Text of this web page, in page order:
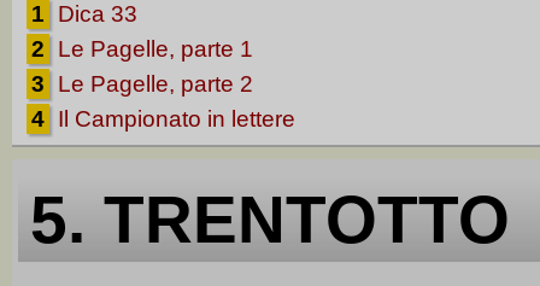
1
Dica 33
2
Le Pagelle, parte 1
3
Le Pagelle, parte 2
4 Il Campionato in lettere
5. TRENTOTTO